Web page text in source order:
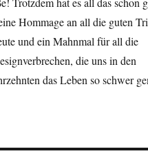
Hommage an all die guten
und ein Mahnmal für all die
die uns in den
das Leben so schwer